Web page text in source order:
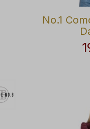
No.1